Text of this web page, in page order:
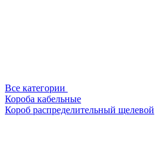
Все категории
Короба кабельные
Короб распределительный щелевой